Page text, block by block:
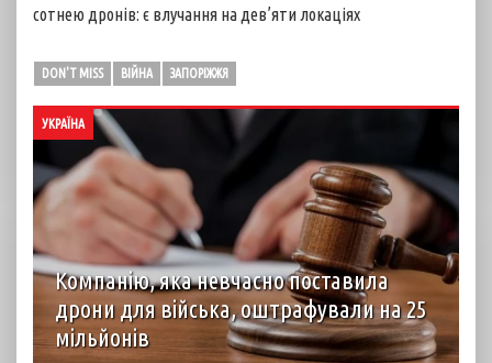
сотнею дронів: є влучання на дев’яти локаціях
DON'T MISS ВІЙНА ЗАПОРІЖЖЯ
УКРАЇНА
Компанію, яка невчасно поставила
дрони для війська, оштрафували на 25
мільйонів